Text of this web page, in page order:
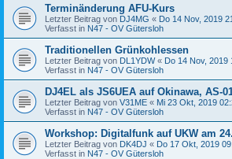
Terminänderung AFU-Kurs
Letzter Beitrag von DJ4MG « Do 14 Nov, 2019
Verfasst in N47 - OV Gütersloh
Traditionellen Grünkohlessen
Letzter Beitrag von DL1YDW« Do 14 Nov, 2019
Verfasst in N47 - OV Gütersloh
DJ4EL als JS6UEA auf Okinawa, AS-
Letzter Beitrag von V31ME « Mi 23 Okt, 2019
Verfasst in N47 - OV Gütersloh
Workshop: Digitalfunk auf UKW am
Letzter Beitrag von DK4DJ « Do 17 Okt, 2019
Verfasst in N47 - OV Gütersloh